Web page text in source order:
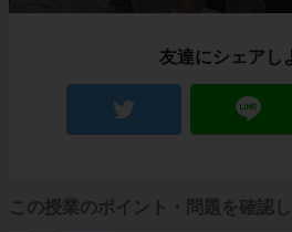
友達にシェアし
この授業のポイント・問題を確認